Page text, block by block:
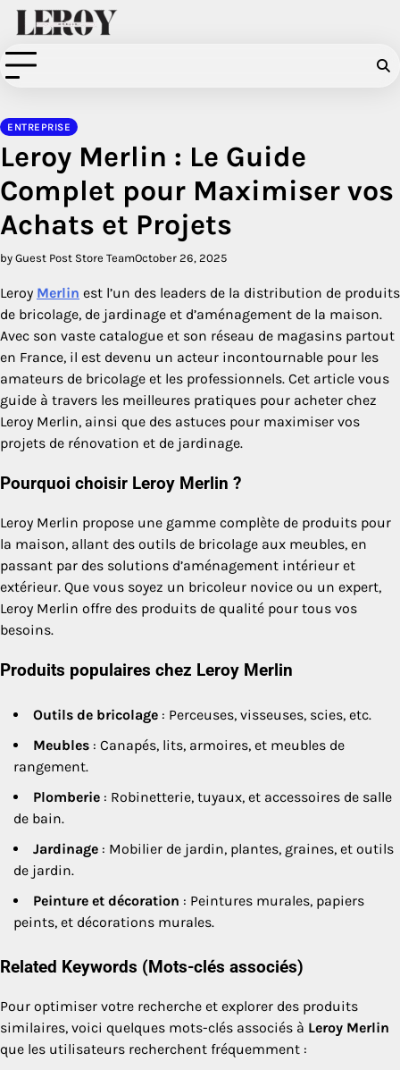
Skip
content
ENTREPRISE
Leroy Merlin : Le Guide
Complet pour Maximiser vos
Achats et Projets
by Guest Post Store TeamOctober 26, 2025
Leroy Merlin est l’un des leaders de la distribution de produits
de bricolage, de jardinage et d’aménagement de la maison.
Avec son vaste catalogue et son réseau de magasins partout
en France, il est devenu un acteur incontournable pour les
amateurs de bricolage et les professionnels. Cet article vous
guide à travers les meilleures pratiques pour acheter chez
Leroy Merlin, ainsi que des astuces pour maximiser vos
projets de rénovation et de jardinage.
Pourquoi choisir Leroy Merlin ?
Leroy Merlin propose une gamme complète de produits pour
la maison, allant des outils de bricolage aux meubles, en
passant par des solutions d’aménagement intérieur et
extérieur. Que vous soyez un bricoleur novice ou un expert,
Leroy Merlin offre des produits de qualité pour tous vos
besoins.
Produits populaires chez Leroy Merlin
Outils de bricolage : Perceuses, visseuses, scies, etc.
Meubles : Canapés, lits, armoires, et meubles de
rangement.
Plomberie : Robinetterie, tuyaux, et accessoires de salle
de bain.
Jardinage : Mobilier de jardin, plantes, graines, et outils
de jardin.
Peinture et décoration : Peintures murales, papiers
peints, et décorations murales.
Related Keywords (Mots-clés associés)
Pour optimiser votre recherche et explorer des produits
similaires, voici quelques mots-clés associés à Leroy Merlin
que les utilisateurs recherchent fréquemment :